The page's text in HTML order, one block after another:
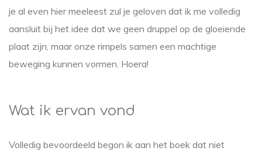
je al even hier meeleest zul je geloven dat ik me volledig
aansluit bij het idee dat we geen druppel op de gloeiende
plaat zijn, maar onze rimpels samen een machtige
beweging kunnen vormen. Hoera!
Wat ik ervan vond
Volledig bevoordeeld begon ik aan het boek dat niet